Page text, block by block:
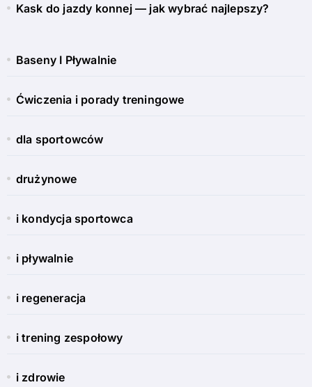
Kask do jazdy konnej — jak wybrać najlepszy?
Baseny I Pływalnie
Ćwiczenia i porady treningowe
dla sportowców
drużynowe
i kondycja sportowca
i pływalnie
i regeneracja
i trening zespołowy
i zdrowie